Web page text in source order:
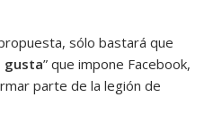
sólo bastará que
gusta” que impone Facebook,
parte de la legión de